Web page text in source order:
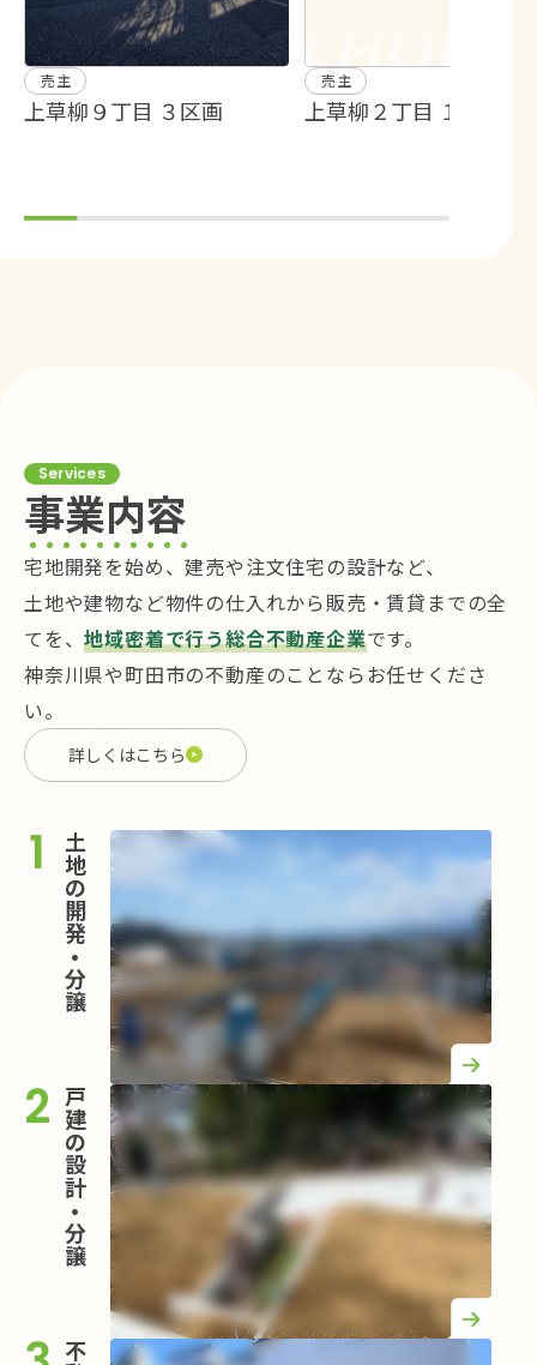
売主
上草柳９丁目 ３区画
売主
上草柳２丁目 １区画
Services
事業内容
宅地開発を始め、建売や注文住宅の設計など、
土地や建物など物件の仕入れから販売・賃貸までの全
てを、地域密着で行う総合不動産企業です。
神奈川県や町田市の不動産のことならお任せくださ
い。
詳しくはこちら
1 土
地
の
開
発
•
分
譲
2 戸
建
の
設
計
•
分
譲
不